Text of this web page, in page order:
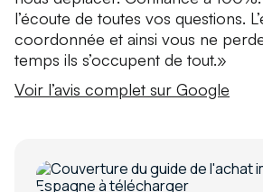
l’écoute de toutes vos questions.
coordonnée et ainsi vous ne
temps ils s’occupent de tout.»
Voir l’avis complet sur Google